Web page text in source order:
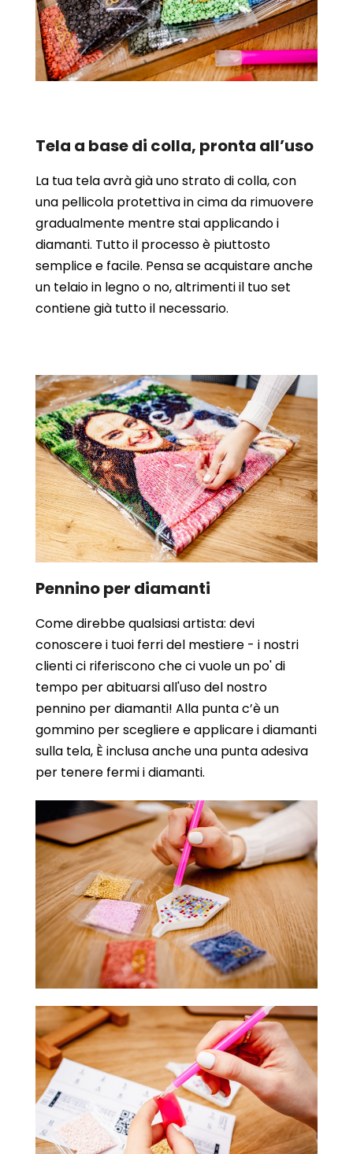
Tela a base di colla, pronta all’uso
La tua tela avrà già uno strato di colla, con
una pellicola protettiva in cima da rimuovere
gradualmente mentre stai applicando i
diamanti. Tutto il processo è piuttosto
semplice e facile. Pensa se acquistare anche
un telaio in legno o no, altrimenti il tuo set
contiene già tutto il necessario.
Pennino per diamanti
Come direbbe qualsiasi artista: devi
conoscere i tuoi ferri del mestiere - i nostri
clienti ci riferiscono che ci vuole un po' di
tempo per abituarsi all'uso del nostro
pennino per diamanti! Alla punta c’è un
gommino per scegliere e applicare i diamanti
sulla tela, È inclusa anche una punta adesiva
per tenere fermi i diamanti.